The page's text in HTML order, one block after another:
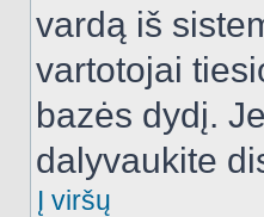
vardą iš
vartotojai
bazės dydį.
dalyvaukite
Į viršų